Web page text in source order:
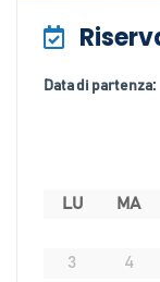
Data di partenza:
LU MA
3
4